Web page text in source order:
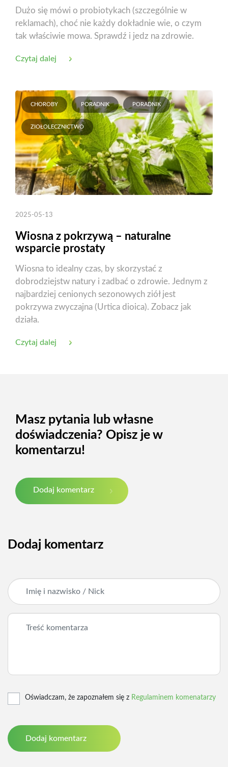
Dużo się mówi o probiotykach (szczególnie w
reklamach), choć nie każdy dokładnie wie, o czym
tak właściwie mowa. Sprawdź i jedz na zdrowie.
Czytaj dalej
CHOROBY PORADNIK PORADNIK
ZIOŁOLECZNICTWO
2025-05-13
Wiosna z pokrzywą – naturalne
wsparcie prostaty
Wiosna to idealny czas, by skorzystać z
dobrodziejstw natury i zadbać o zdrowie. Jednym z
najbardziej cenionych sezonowych ziół jest
pokrzywa zwyczajna (Urtica dioica). Zobacz jak
działa.
Czytaj dalej
Masz pytania lub własne
doświadczenia? Opisz je w
komentarzu!
Dodaj komentarz
Dodaj komentarz
Oświadczam, że zapoznałem się z Regulaminem komenatarzy